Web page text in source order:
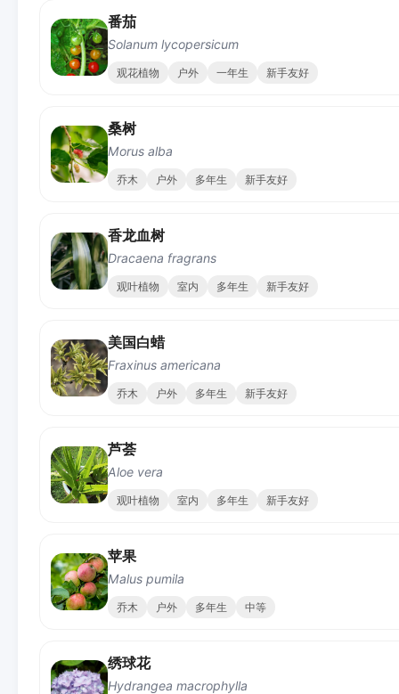
番茄
Solanum lycopersicum
观花植物 户外 一年生 新手友好
桑树
Morus alba
乔木 户外 多年生 新手友好
香龙血树
Dracaena fragrans
观叶植物 室内 多年生 新手友好
美国白蜡
Fraxinus americana
乔木 户外 多年生 新手友好
芦荟
Aloe vera
观叶植物 室内 多年生 新手友好
苹果
Malus pumila
乔木 户外 多年生 中等
绣球花
Hydrangea macrophylla